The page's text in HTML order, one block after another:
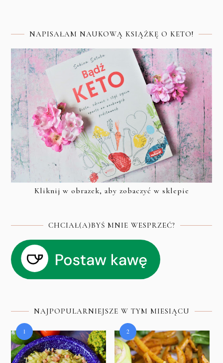
NAPISAŁAM NAUKOWĄ KSIĄŻKĘ O KETO!
Kliknij w obrazek, aby zobaczyć w sklepie
CHCIAŁ(A)BYŚ MNIE WESPRZEĆ?
NAJPOPULARNIEJSZE W TYM MIESIĄCU